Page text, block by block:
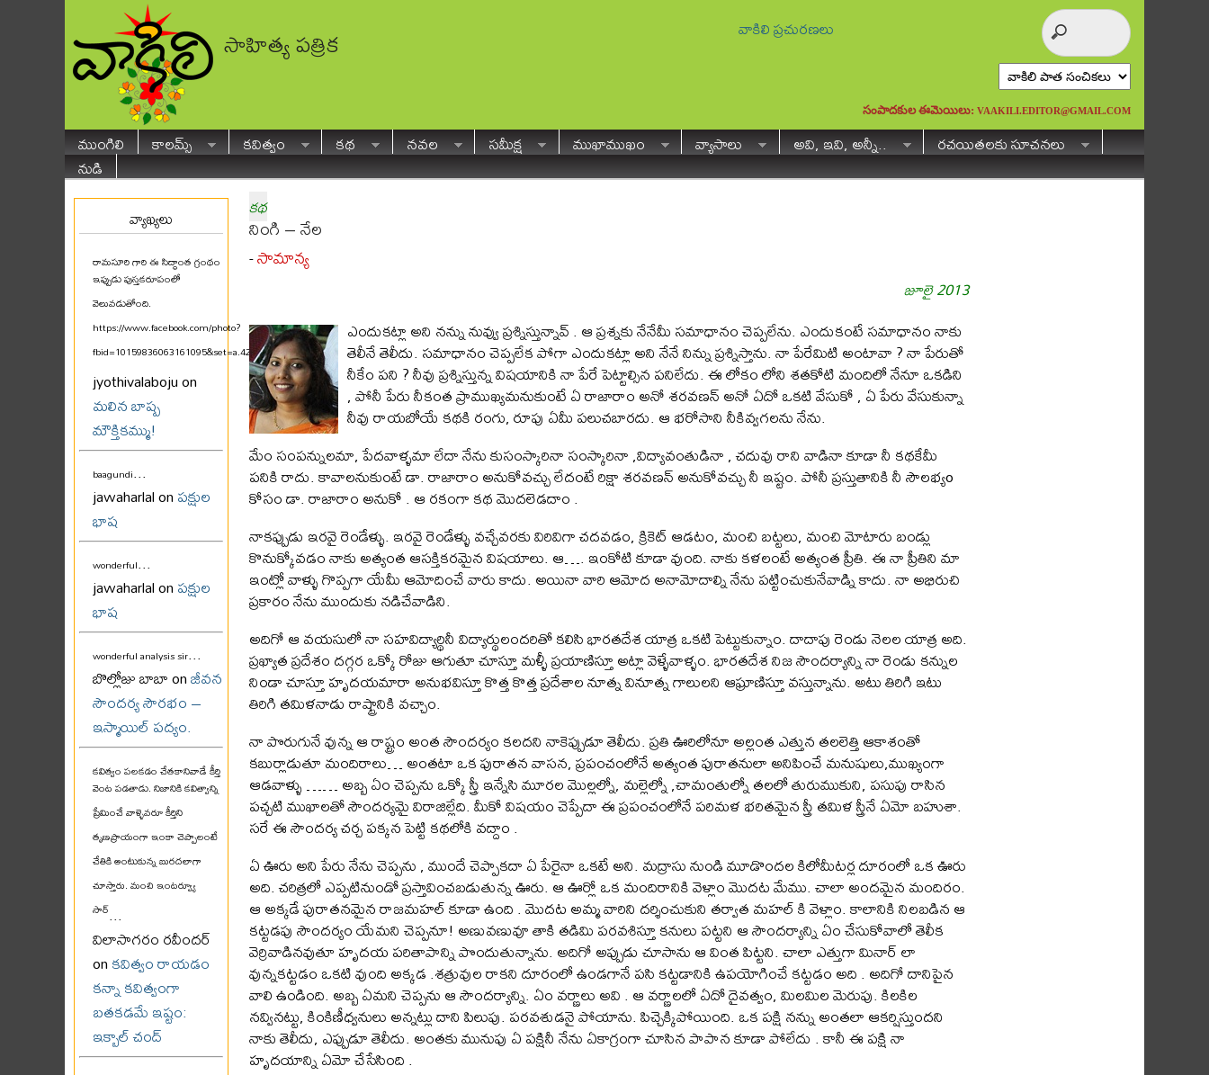
సాహిత్య పత్రిక వాకిలి ప్రచురణలు
సంపాదకుల ఈమెయిలు: VAAKILI.EDITOR@GMAIL.COM
ముంగిలి కాలమ్స్ కవిత్వం కథ నవల సమీక్ష ముఖాముఖం వ్యాసాలు అవి, ఇవి, అన్నీ..
రచయితలకు సూచనలు
నుడి
వ్యాఖ్యలు
రామసూరి గారి ఈ సిద్ధాంత గ్రంథం
ఇప్పుడు పుస్తకరూపంలో
వెలువడుతోంది.
https://www.facebook.com/photo?
fbid=10159836063161095&set=a.425580711094...
jyothivalaboju on
మలిన బాష్ప
మౌక్తికమ్ము!
baagundi...
jawaharlal onపక్షుల
భాష
wonderful...
jawaharlal onపక్షుల
భాష
wonderful analysis sir...
బొల్లోజు బాబా onజీవన
సౌందర్య సౌరభం –
ఇస్మాయిల్ పద్యం.
కవిత్వం పలకడం చేతకానివాడే కీర్తి
వెంట పడతాడు. నిజానికి కవిత్వాన్ని
ప్రేమించే వాళ్ళెవరూ కీర్తిని
తృణప్రాయంగా ఇంకా చెప్పాలంటే
చేతికి అంటుకున్న బురదలాగా
చూస్తారు. మంచి ఇంటర్వ్యూ
సార్...
విలాసాగరం రవీందర్
onకవిత్వం రాయడం
కన్నా కవిత్వంగా
బతకడమే ఇష్టం:
ఇక్బాల్ చంద్
కథ
నింగి – నేల
-సామాన్య
జూలై 2013
ఎందుకట్లా అని నన్ను నువ్వు ప్రశ్నిస్తున్నావ్ . ఆ ప్రశ్నకు నేనేమీ సమాధానం చెప్పలేను. ఎందుకంటే సమాధానం నాకు
తెలీనే తెలీదు. సమాధానం చెప్పలేక పోగా ఎందుకట్లా అని నేనే నిన్ను ప్రశ్నిస్తాను. నా పేరేమిటి అంటావా ? నా పేరుతో
నీకేం పని ? నీవు ప్రశ్నిస్తున్న విషయానికి నా పేరే పెట్టాల్సిన పనిలేదు. ఈ లోకం లోని శతకోటి మందిలో నేనూ ఒకడిని
, పోనీ పేరు నీకంత ప్రాముఖ్యమనుకుంటే ఏ రాజారాం అనో శరవణన్ అనో ఏదో ఒకటి వేసుకో , ఏ పేరు వేసుకున్నా
నీవు రాయబోయే కథకి రంగు, రూపు ఏమీ పలుచబారదు. ఆ భరోసాని నీకివ్వగలను నేను.
మేం సంపన్నులమా, పేదవాళ్ళమా లేదా నేను కుసంస్కారినా సంస్కారినా ,విద్యావంతుడినా , చదువు రాని వాడినా కూడా నీ కథకేమీ
పనికి రాదు. కావాలనుకుంటే డా. రాజారాం అనుకోవచ్చు లేదంటే రిక్షా శరవణన్ అనుకోవచ్చు నీ ఇష్టం. పోనీ ప్రస్తుతానికి నీ సౌలభ్యo
కోసం డా. రాజారాం అనుకో . ఆ రకంగా కథ మొదలెడదాం .
నాకప్పుడు ఇరవై రెండేళ్ళు. ఇరవై రెండేళ్ళు వచ్చేవరకు విరివిగా చదవడం, క్రికెట్ ఆడటం, మంచి బట్టలు, మంచి మోటారు బండ్లు
కొనుక్కోవడం నాకు అత్యంత ఆసక్తికరమైన విషయాలు. ఆ…. ఇంకోటి కూడా వుంది. నాకు కళలంటే అత్యంత ప్రీతి. ఈ నా ప్రీతిని మా
ఇంట్లో వాళ్ళు గొప్పగా యేమీ ఆమోదించే వారు కాదు. అయినా వారి ఆమోద అనామోదాల్ని నేను పట్టించుకునేవాడ్ని కాదు. నా అభిరుచి
ప్రకారం నేను ముందుకు నడిచేవాడిని.
అదిగో ఆ వయసులో నా సహవిద్యార్థినీ విద్యార్థులందరితో కలిసి భారతదేశ యాత్ర ఒకటి పెట్టుకున్నాం. దాదాపు రెండు నెలల యాత్ర అది.
ప్రఖ్యాత ప్రదేశం దగ్గర ఒక్కో రోజు ఆగుతూ చూస్తూ మళ్ళీ ప్రయాణిస్తూ అట్లా వెళ్ళేవాళ్ళం. భారతదేశ నిజ సౌందర్యాన్ని నా రెండు కన్నుల
నిండా చూస్తూ హృదయమారా అనుభవిస్తూ కొత్త కొత్త ప్రదేశాల నూత్న వినూత్న గాలులని ఆఘ్రాణిస్తూ వస్తున్నాను. అటు తిరిగి ఇటు
తిరిగి తమిళనాడు రాష్ట్రానికి వచ్చాం.
నా పొరుగునే వున్న ఆ రాష్ట్రం అంత సౌందర్యం కలదని నాకెప్పుడూ తెలీదు. ప్రతి ఊరిలోనూ అల్లంత ఎత్తున తలలెత్తి ఆకాశంతో
కబుర్లాడుతూ మందిరాలు… అంతటా ఒక పురాతన వాసన, ప్రపంచంలోనే అత్యంత పురాతనులా అనిపించే మనుషులు,ముఖ్యంగా
ఆడవాళ్ళు …… అబ్బ ఏం చెప్పను ఒక్కో స్త్రీ ఇన్నేసి మూరల మొల్లల్నో, మల్లెల్నో ,చామంతుల్నో తలలో తురుముకుని, పసుపు రాసిన
పచ్చటి ముఖాలతో సౌందర్యమై విరాజిల్లేది. మీకో విషయం చెప్పేదా ఈ ప్రపంచంలోనే పరిమళ భరితమైన స్త్రీ తమిళ స్త్రీనే ఏమో బహుశా.
సరే ఈ సౌందర్య చర్చ పక్కన పెట్టి కథలోకి వద్దాం .
ఏ ఊరు అని పేరు నేను చెప్పను , ముందే చెప్పాకదా ఏ పేరైనా ఒకటే అని. మద్రాసు నుండి మూడొందల కిలోమీటర్ల దూరంలో ఒక ఊరు
అది. చరిత్రలో ఎప్పటినుండో ప్రస్తావించబడుతున్న ఊరు. ఆ ఊర్లో ఒక మందిరానికి వెళ్లాం మొదట మేము. చాలా అందమైన మందిరం.
ఆ అక్కడే పురాతనమైన రాజమహల్ కూడా ఉంది . మొదట అమ్మ వారిని దర్శించుకుని తర్వాత మహల్ కి వెళ్లాం. కాలానికి నిలబడిన ఆ
కట్టడపు సౌందర్యం యేమని చెప్పనూ! అణువణువూ తాకి తడిమి పరవశిస్తూ కనులు పట్టని ఆ సౌందర్యాన్ని ఏం చేసుకోవాలో తెలీక
వెర్రివాడినవుతూ హృదయ పరితాపాన్ని పొందుతున్నాను. అదిగో అప్పుడు చూసాను ఆ వింత పిట్టని. చాలా ఎత్తుగా మినార్ లా
వున్నకట్టడం ఒకటి వుంది అక్కడ .శత్రువుల రాకని దూరంలో ఉండగానే పసి కట్టడానికి ఉపయోగించే కట్టడం అది . అదిగో దానిపైన
వాలి ఉండింది. అబ్బ ఏమని చెప్పను ఆ సౌందర్యాన్ని. ఏం వర్ణాలు అవి . ఆ వర్ణాలలో ఏదో దైవత్వం, మిలమిల మెరుపు. కిలకిల
నవ్వినట్టు, కింకిణీధ్వనులు అన్నట్లు దాని పిలుపు. పరవశుడనై పోయాను. పిచ్చెక్కిపోయింది. ఒక పక్షి నన్ను అంతలా ఆకర్షిస్తుందని
నాకు తెలీదు, ఎప్పుడూ తెలీదు. అంతకు మునుపు ఏ పక్షినీ నేను ఏకాగ్రంగా చూసిన పాపాన కూడా పోలేదు . కానీ ఈ పక్షి నా
హృదయాన్ని ఏమో చేసేసింది .